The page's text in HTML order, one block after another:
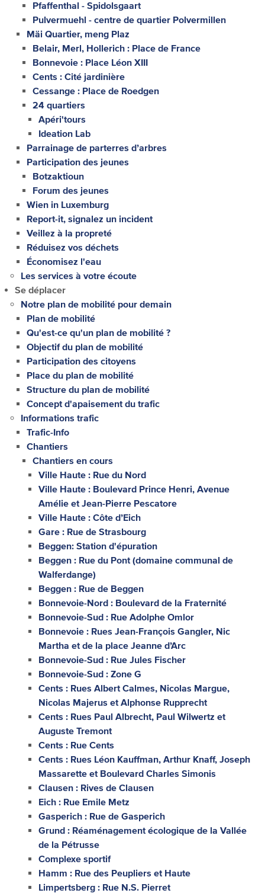
Pfaffenthal - Spidolsgaart
Pulvermuehl - centre de quartier Polvermillen
Mäi Quartier, meng Plaz
Belair, Merl, Hollerich : Place de France
Bonnevoie : Place Léon XIII
Cents : Cité jardinière
Cessange : Place de Roedgen
24 quartiers
Apéri'tours
Ideation Lab
Parrainage de parterres d’arbres
Participation des jeunes
Botzaktioun
Forum des jeunes
Wien in Luxemburg
Report-it, signalez un incident
Veillez à la propreté
Réduisez vos déchets
Économisez l'eau
Les services à votre écoute
Se déplacer
Notre plan de mobilité pour demain
Plan de mobilité
Qu'est-ce qu'un plan de mobilité ?
Objectif du plan de mobilité
Participation des citoyens
Place du plan de mobilité
Structure du plan de mobilité
Concept d'apaisement du trafic
Informations trafic
Trafic-Info
Chantiers
Chantiers en cours
Ville Haute : Rue du Nord
Ville Haute : Boulevard Prince Henri, Avenue
Amélie et Jean-Pierre Pescatore
Ville Haute : Côte d’Eich
Gare : Rue de Strasbourg
Beggen: Station d'épuration
Beggen : Rue du Pont (domaine communal de
Walferdange)
Beggen : Rue de Beggen
Bonnevoie-Nord : Boulevard de la Fraternité
Bonnevoie-Sud : Rue Adolphe Omlor
Bonnevoie : Rues Jean-François Gangler, Nic
Martha et de la place Jeanne d’Arc
Bonnevoie-Sud : Rue Jules Fischer
Bonnevoie-Sud : Zone G
Cents : Rues Albert Calmes, Nicolas Margue,
Nicolas Majerus et Alphonse Rupprecht
Cents : Rues Paul Albrecht, Paul Wilwertz et
Auguste Tremont
Cents : Rue Cents
Cents : Rues Léon Kauffman, Arthur Knaff, Joseph
Massarette et Boulevard Charles Simonis
Clausen : Rives de Clausen
Eich : Rue Emile Metz
Gasperich : Rue de Gasperich
Grund : Réaménagement écologique de la Vallée
de la Pétrusse
Complexe sportif
Hamm : Rue des Peupliers et Haute
Limpertsberg : Rue N.S. Pierret